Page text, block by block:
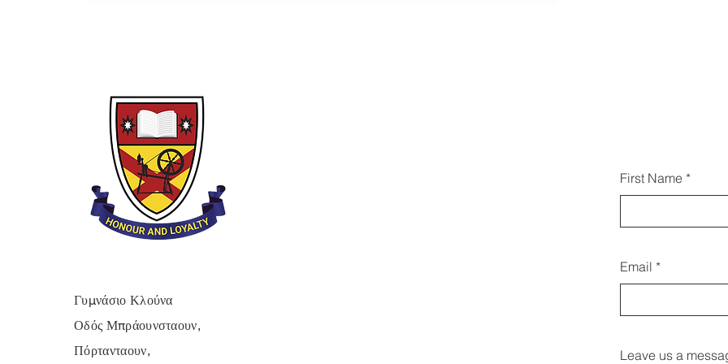
Γυμνάσιο Κλούνα
Οδός Μπράουνσταουν,
Πόρτανταουν,
μαζί
First Name
Email
Leave us a